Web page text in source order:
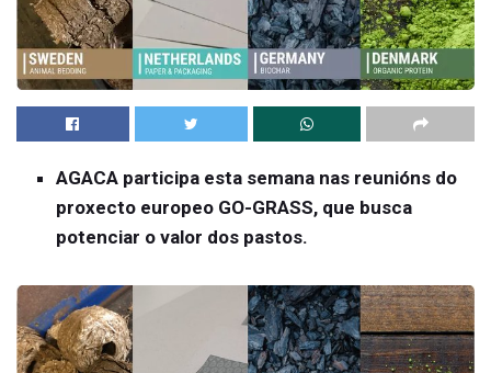
AGACA participa esta semana nas reunións do
proxecto europeo GO-GRASS, que busca
potenciar o valor dos pastos.